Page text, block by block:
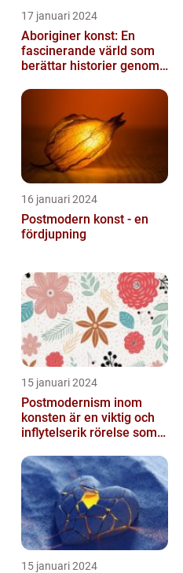
17 januari 2024
Aboriginer konst: En
fascinerande värld som
berättar historier genom
16 januari 2024
Postmodern konst - en
fördjupning
15 januari 2024
Postmodernism inom
konsten är en viktig och
inflytelserik rörelse som
normer o...
15 januari 2024